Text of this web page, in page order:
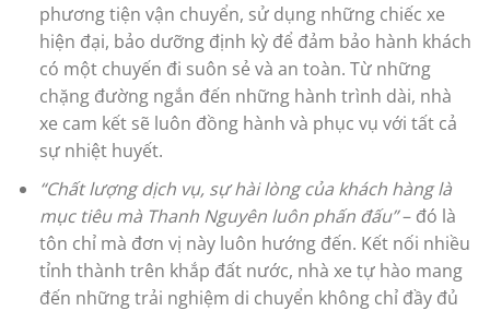
phương tiện vận chuyển, sử dụng những chiếc xe
hiện đại, bảo dưỡng định kỳ để đảm bảo hành khách
có một chuyến đi suôn sẻ và an toàn. Từ những
chặng đường ngắn đến những hành trình dài, nhà
xe cam kết sẽ luôn đồng hành và phục vụ với tất cả
sự nhiệt huyết.
“Chất lượng dịch vụ, sự hài lòng của khách hàng là
mục tiêu mà Thanh Nguyên luôn phấn đấu”– đó là
tôn chỉ mà đơn vị này luôn hướng đến. Kết nối nhiều
tỉnh thành trên khắp đất nước, nhà xe tự hào mang
đến những trải nghiệm di chuyển không chỉ đầy đủ